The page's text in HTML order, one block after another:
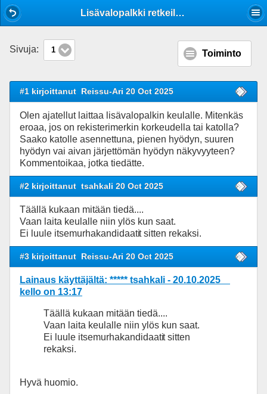
Lisävalopalkki retkeilyautoon.
Sivuja: 1 Toiminto
#1 kirjoittanut Reissu-Ari 20 Oct 2025
Olen ajatellut laittaa lisävalopalkin keulalle. Mitenkäs
eroaa, jos on rekisterimerkin korkeudella tai katolla?
Saako katolle asennettuna, pienen hyödyn, suuren
hyödyn vai aivan järjettömän hyödyn näkyvyyteen?
Kommentoikaa, jotka tiedätte.
#2 kirjoittanut tsahkali 20 Oct 2025
Täällä kukaan mitään tiedä....
Vaan laita keulalle niin ylös kun saat.
Ei luule itsemurhakandidaatit sitten rekaksi.
#3 kirjoittanut Reissu-Ari 20 Oct 2025
Lainaus käyttäjältä: ***** tsahkali - 20.10.2025
kello on 13:17
Täällä kukaan mitään tiedä....
Vaan laita keulalle niin ylös kun saat.
Ei luule itsemurhakandidaatit sitten
rekaksi.
Hyvä huomio.